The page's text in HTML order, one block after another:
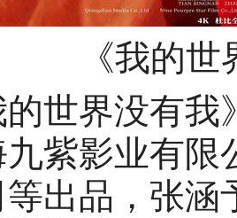
《我的
界没有我
紫影业有限
出品，张涵